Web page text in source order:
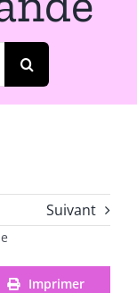
Suivant
Imprimer